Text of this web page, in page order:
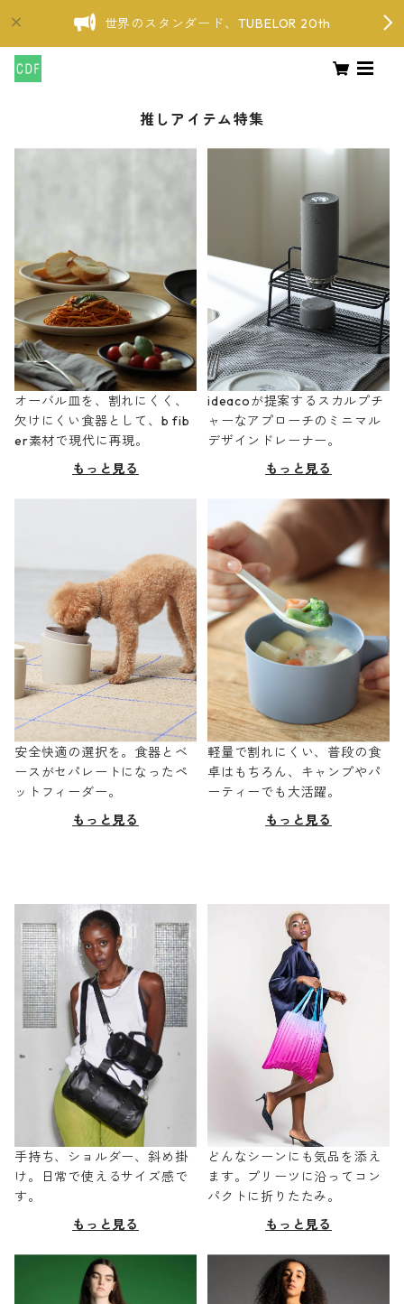
世界のスタンダード、TUBELOR 20th
推しアイテム特集
オーバル皿を、割れにくく、
欠けにくい食器として、b fib
er素材で現代に再現。
もっと見る
ideacoが提案するスカルプチ
ャーなアプローチのミニマル
デザインドレーナー。
もっと見る
安全快適の選択を。食器とベ
ースがセパレートになったペ
ットフィーダー。
もっと見る
軽量で割れにくい、普段の食
卓はもちろん、キャンプやパ
ーティーでも大活躍。
もっと見る
手持ち、ショルダー、斜め掛
け。日常で使えるサイズ感で
す。
もっと見る
どんなシーンにも気品を添え
ます。プリーツに沿ってコン
パクトに折りたたみ。
もっと見る